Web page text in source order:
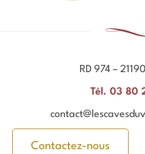
RD 974 –
Tél. 03 80
Contactez-nous